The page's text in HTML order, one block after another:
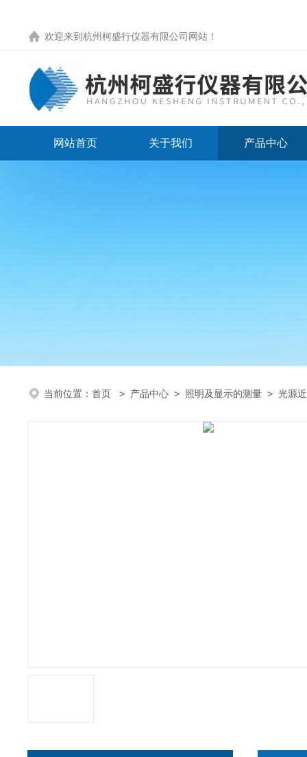
欢迎来到 杭州柯盛行仪器有限公司网站 ！
网站首页 关于我们 产品中心
当前位置： 首页 > 产品中心 > 照明及显示的测量 > 光源